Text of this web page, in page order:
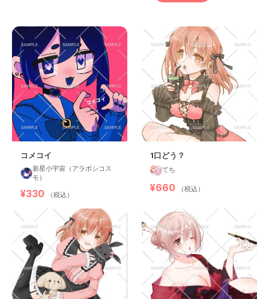
コメコイ
新星小宇宙（アラボシコス
モ）
¥330 （税込）
1口どう？
てち
¥660 （税込）